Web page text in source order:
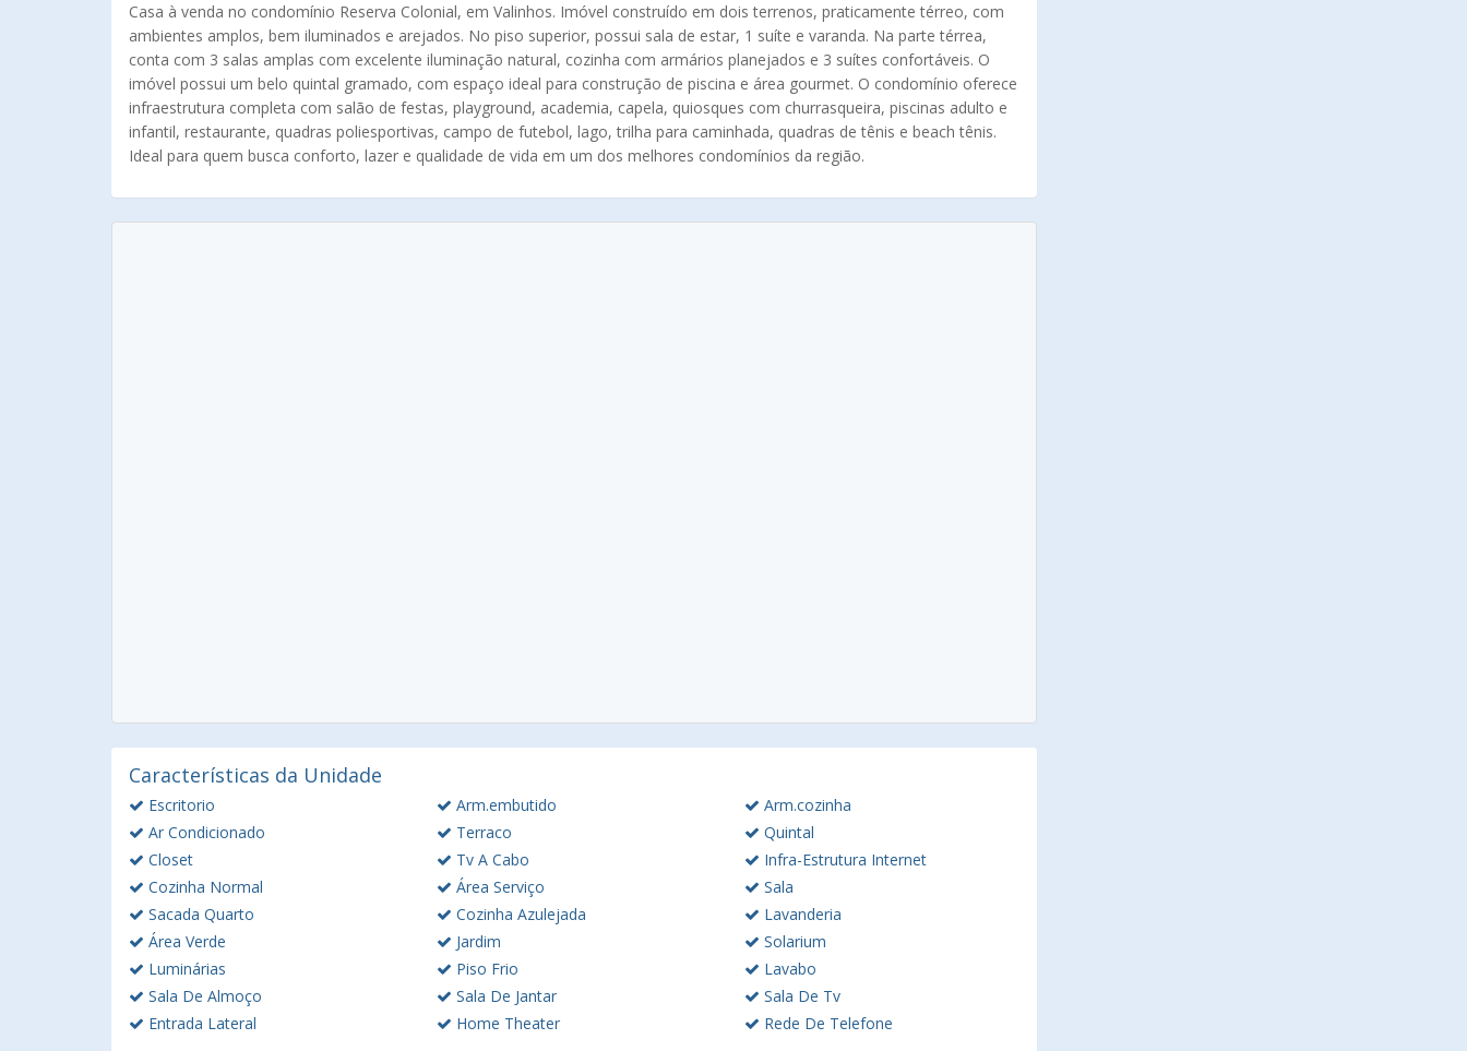
Casa à venda no condomínio Reserva Colonial, em Valinhos. Imóvel construído em dois terrenos, praticamente térreo, com
ambientes amplos, bem iluminados e arejados. No piso superior, possui sala de estar, 1 suíte e varanda. Na parte térrea,
conta com 3 salas amplas com excelente iluminação natural, cozinha com armários planejados e 3 suítes confortáveis. O
imóvel possui um belo quintal gramado, com espaço ideal para construção de piscina e área gourmet. O condomínio oferece
infraestrutura completa com salão de festas, playground, academia, capela, quiosques com churrasqueira, piscinas adulto e
infantil, restaurante, quadras poliesportivas, campo de futebol, lago, trilha para caminhada, quadras de tênis e beach tênis.
Ideal para quem busca conforto, lazer e qualidade de vida em um dos melhores condomínios da região.
Características da Unidade
Escritorio Arm.embutido
Arm.cozinha
Ar Condicionado
Terraco
Quintal
Closet
Tv A Cabo
Infra-Estrutura Internet
Cozinha Normal
Área Serviço
Sala
Sacada Quarto
Cozinha Azulejada
Lavanderia
Área Verde
Jardim
Solarium
Luminárias
Piso Frio
Lavabo
Sala De Almoço
Sala De Jantar
Sala De Tv
Entrada Lateral
Home Theater Rede De Telefone